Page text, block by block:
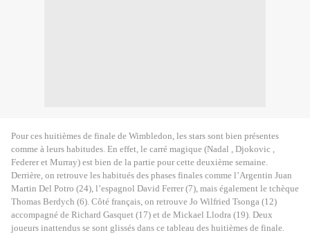
Pour ces huitièmes de finale de Wimbledon, les stars sont bien présentes
comme à leurs habitudes. En effet, le carré magique (Nadal , Djokovic ,
Federer et Murray) est bien de la partie pour cette deuxième semaine.
Derrière, on retrouve les habitués des phases finales comme l’Argentin Juan
Martin Del Potro (24), l’espagnol David Ferrer (7), mais également le tchèque
Thomas Berdych (6). Côté français, on retrouve Jo Wilfried Tsonga (12)
accompagné de Richard Gasquet (17) et de Mickael Llodra (19). Deux
joueurs inattendus se sont glissés dans ce tableau des huitièmes de finale.